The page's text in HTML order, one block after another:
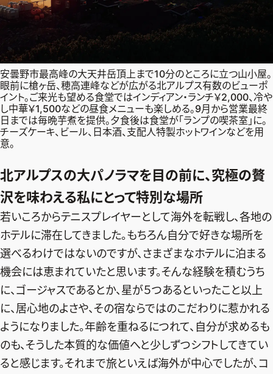
2026年9月号
最新号試し読み
定期購読
デジタル版
購入
SHOPPING
エクラプレミアム通販
売れ筋ランキング
エクラ掲載品
安曇野市最高峰の大天井岳頂上まで10分のところに立つ山小屋。
眼前に槍ヶ岳、穂高連峰などが広がる北アルプス有数のビューポ
イント。ご来光も望める食堂ではインディアン・ランチ￥2,000、冷や
し中華￥1,500などの昼食メニューも楽しめる。9月から営業最終
日までは毎晩芋煮を提供。夕食後は食堂が「ランプの喫茶室」に。
チーズケーキ、ビール、日本酒、支配人特製ホットワインなどを用
意。
北アルプスの大パノラマを目の前に、究極の贅
沢を味わえる私にとって特別な場所
若いころからテニスプレイヤーとして海外を転戦し、各地の
ホテルに滞在してきました。もちろん自分で好きな場所を
選べるわけではないのですが、さまざまなホテルに泊まる
機会には恵まれていたと思います。そんな経験を積むうち
に、ゴージャスであるとか、星が５つあるといったこと以上
に、居心地のよさや、その宿ならではのこだわりに惹かれる
ようになりました。年齢を重ねるにつれて、自分が求めるも
のも、そうした本質的な価値へと少しずつシフトしてきてい
ると感じます。それまで旅といえば海外が中心でしたが、コ